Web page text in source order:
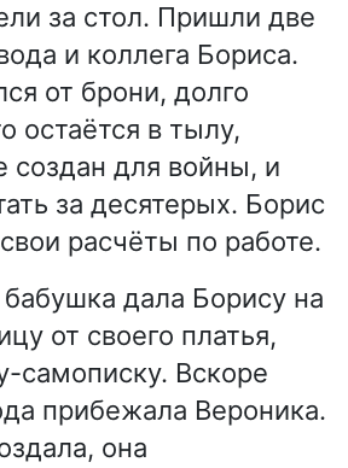
за стол. Пришли две
и коллега Бориса.
от брони, долго
остаётся в тылу,
создан для войны, и
за десятерых. Борис
расчёты по работе.
дала Борису на
от своего платья,
самописку. Вскоре
прибежала Вероника.
она